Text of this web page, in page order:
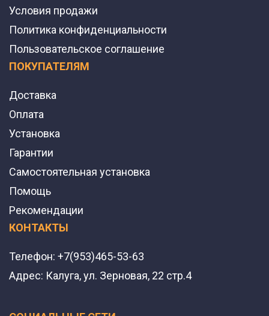
Условия продажи
Политика конфиденциальности
Пользовательское соглашение
ПОКУПАТЕЛЯМ
Доставка
Оплата
Установка
Гарантии
Самостоятельная установка
Помощь
Рекомендации
КОНТАКТЫ
Телефон: +7(953)465-53-63
Адрес: Калуга, ул. Зерновая, 22 стр.4